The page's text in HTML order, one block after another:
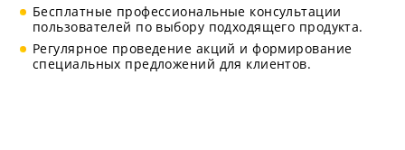
Бесплатные профессиональные консультации
пользователей по выбору подходящего продукта.
Регулярное проведение акций и формирование
специальных предложений для клиентов.